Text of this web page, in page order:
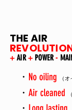
THE AIR
+ AIR+ POWER-
・ No oiling （
・ Air cleaned